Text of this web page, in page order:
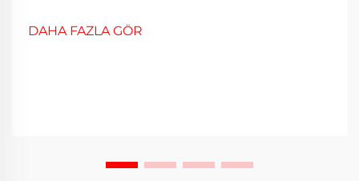
DAHA FAZLA GÖR